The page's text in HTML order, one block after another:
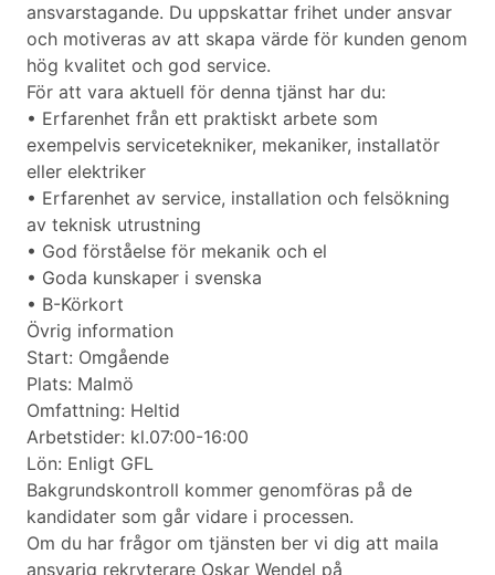
ansvarstagande. Du uppskattar frihet under ansvar
och motiveras av att skapa värde för kunden genom
hög kvalitet och god service.
För att vara aktuell för denna tjänst har du:
• Erfarenhet från ett praktiskt arbete som
exempelvis servicetekniker, mekaniker, installatör
eller elektriker
• Erfarenhet av service, installation och felsökning
av teknisk utrustning
• God förståelse för mekanik och el
• Goda kunskaper i svenska
• B-Körkort
Övrig information
Start: Omgående
Plats: Malmö
Omfattning: Heltid
Arbetstider: kl.07:00-16:00
Lön: Enligt GFL
Bakgrundskontroll kommer genomföras på de
kandidater som går vidare i processen.
Om du har frågor om tjänsten ber vi dig att maila
ansvarig rekryterare Oskar Wendel på